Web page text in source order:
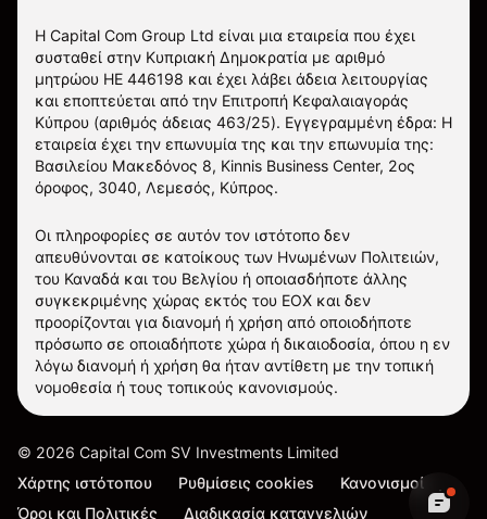
Η Capital Com Group Ltd είναι μια εταιρεία που έχει
συσταθεί στην Κυπριακή Δημοκρατία με αριθμό
μητρώου ΗΕ 446198 και έχει λάβει άδεια λειτουργίας
και εποπτεύεται από την Επιτροπή Κεφαλαιαγοράς
Κύπρου (αριθμός άδειας 463/25). Εγγεγραμμένη έδρα: Η
εταιρεία έχει την επωνυμία της και την επωνυμία της:
Βασιλείου Μακεδόνος 8, Kinnis Business Center, 2ος
όροφος, 3040, Λεμεσός, Κύπρος.
Οι πληροφορίες σε αυτόν τον ιστότοπο δεν
απευθύνονται σε κατοίκους των Ηνωμένων Πολιτειών,
του Καναδά και του Βελγίου ή οποιασδήποτε άλλης
συγκεκριμένης χώρας εκτός του ΕΟΧ και δεν
προορίζονται για διανομή ή χρήση από οποιοδήποτε
πρόσωπο σε οποιαδήποτε χώρα ή δικαιοδοσία, όπου η εν
λόγω διανομή ή χρήση θα ήταν αντίθετη με την τοπική
νομοθεσία ή τους τοπικούς κανονισμούς.
© 2026 Capital Com SV Investments Limited
Χάρτης ιστότοπου
Ρυθμίσεις cookies
Κανονισμοί
Όροι και Πολιτικές
Διαδικασία καταγγελιών